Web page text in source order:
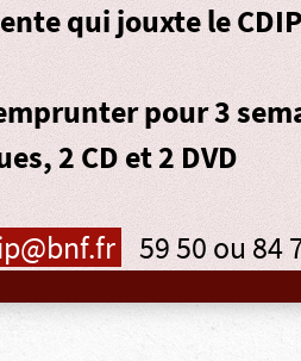
qui jouxte le
pour 3
2 CD et 2 DVD
59 50 ou 84